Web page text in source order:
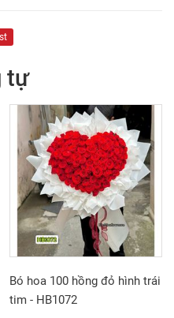
tự
Bó hoa 100 hồng đỏ hình trái
tim - HB1072